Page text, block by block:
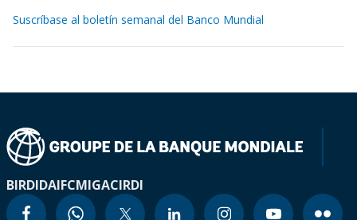
Suscríbase al boletín semanal del Banco Mundial
BIRDIDAIFCMIGACIRDI